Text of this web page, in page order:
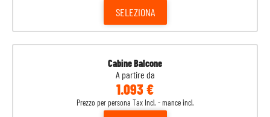
SELEZIONA
Cabine Balcone
A partire da
1.093 €
Prezzo per persona Tax Incl. - mance incl.